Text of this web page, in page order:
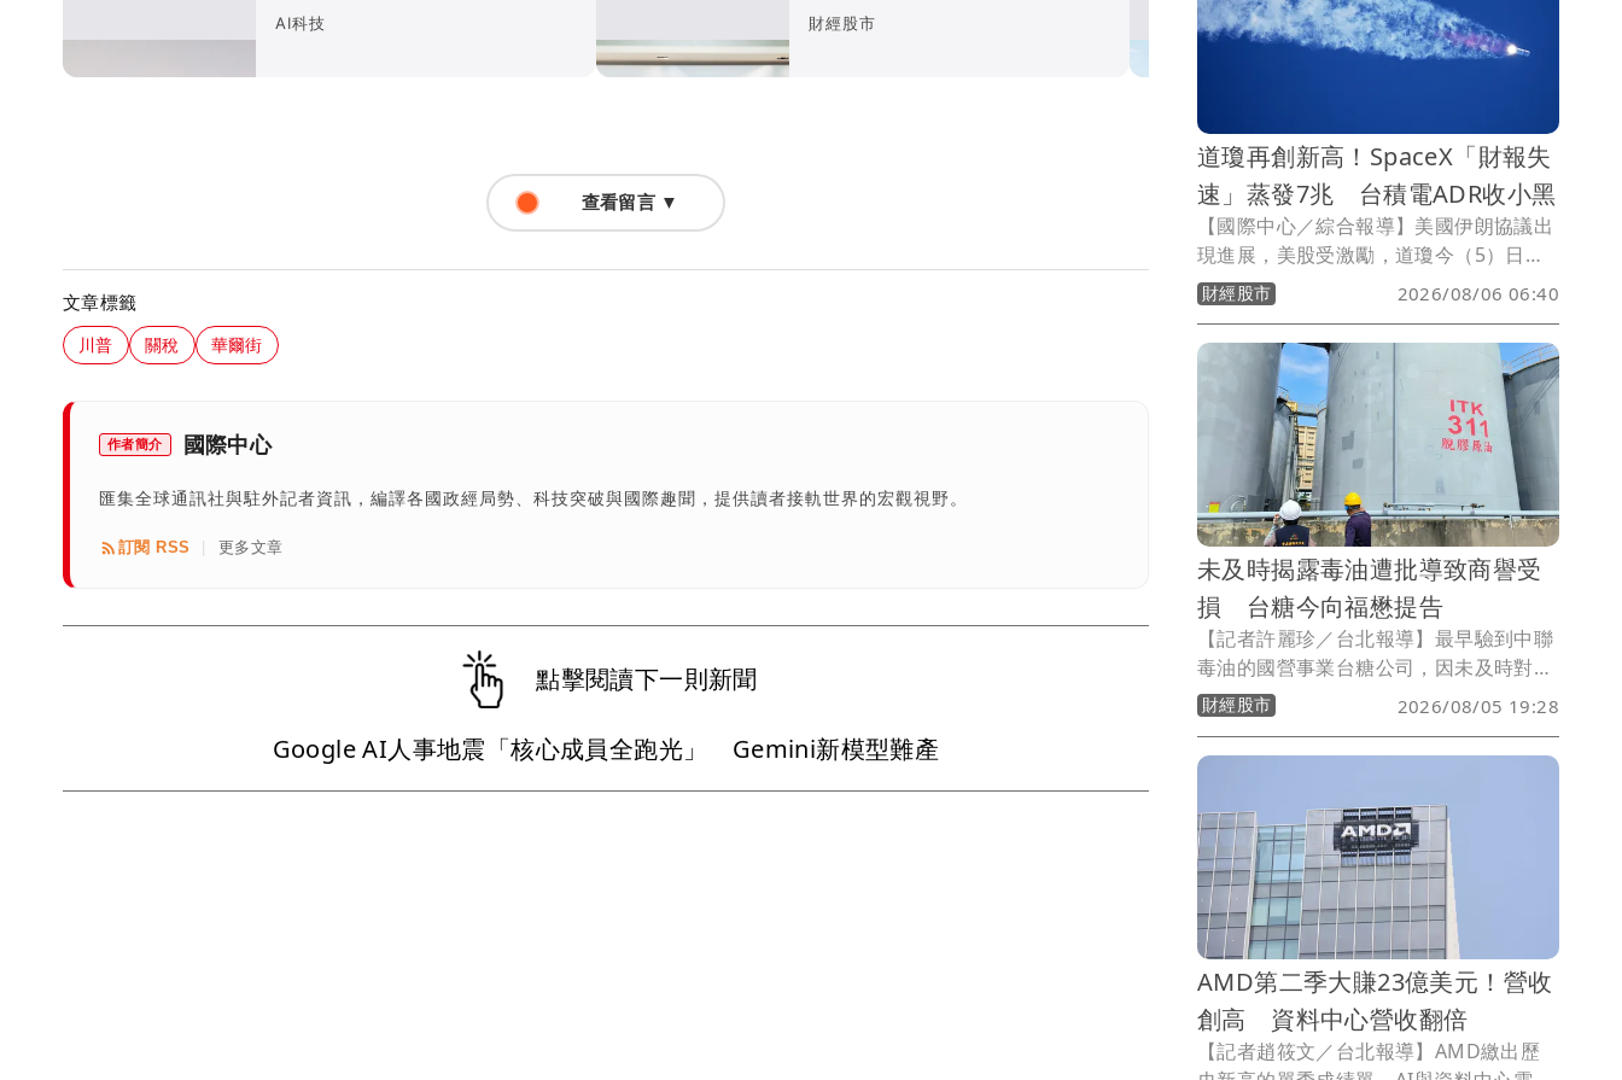
AI科技
式
財經股市
調整
財經股市
查看留言 ▼
文章標籤
川普 關稅 華爾街
作者簡介 國際中心
匯集全球通訊社與駐外記者資訊，編譯各國政經局勢、科技突破與國際趣聞，提供讀者接軌世界的宏觀視野。
訂閱 RSS 更多文章
點擊閱讀下一則新聞
Google AI人事地震「核心成員全跑光」 Gemini新模型難產
道瓊再創新高！SpaceX「財報失
速」蒸發7兆 台積電ADR收小黑
【國際中心／綜合報導】美國伊朗協議出
現進展，美股受激勵，道瓊今（5）日收
盤再創新高，不過科技類股卻一片綠油
油，SpaceX市值蒸發7兆台幣，台積電
ADR也小跌。
財經股市 2026/08/06 06:40
未及時揭露毒油遭批導致商譽受
損 台糖今向福懋提告
【記者許麗珍／台北報導】最早驗到中聯
毒油的國營事業台糖公司，因未及時對外
揭露引發批評。台糖公司今（5日）表
示，今年5月向福懋公司購買的粗油，針
對福懋公司提供來自中聯公司的粗油油
油商品損失至少有2.43億元，且遭外界指
出油品有問題，對此將研議提出告訴以正
視聽，盼外界勿以訛傳訛。
財經股市 2026/08/05 19:28
AMD第二季大賺23億美元！營收
創高 資料中心營收翻倍
【記者趙筱文／台北報導】AMD繳出歷